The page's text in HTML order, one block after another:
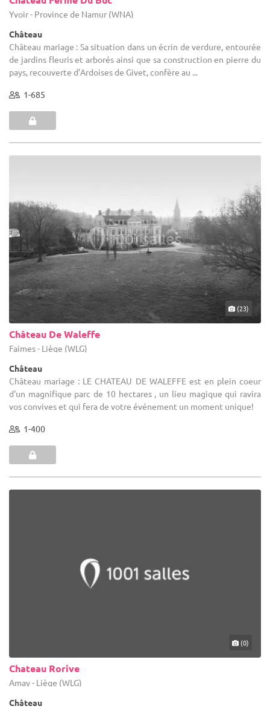
Yvoir - Province de Namur (WNA)
Château
Château mariage : Sa situation dans un écrin de verdure, entourée
de jardins fleuris et arborés ainsi que sa construction en pierre du
pays, recouverte d’Ardoises de Givet, confère au ...
1-685
(23)
Château De Waleffe
Faimes - Liège (WLG)
Château
Château mariage : LE CHATEAU DE WALEFFE est en plein coeur
d'un magnifique parc de 10 hectares , un lieu magique qui ravira
vos convives et qui fera de votre événement un moment unique!
1-400
(0)
Chateau Rorive
Amay - Liège (WLG)
Château